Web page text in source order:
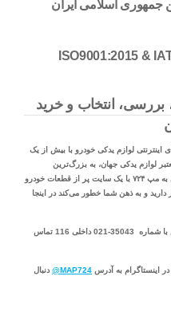
اینترنتی مپ ۷۲۴، بررسی، انتخاب و خرید
اینترنتی لوازم یدکی خودرو با بیش از یک
لوازم یدکی جهان، به بزرگ‌ترین
فروشگاه اینترنتی ایران تبدیل شود. به محض ورود به مپ ۷۲۴ با یک سایت پر از قطعات خودرو
و به ذهن شما خطور می‌کند در اینجا
جهت کسب مشاوره تلفنی لنت ترمز مدرن تندیس با شماره 35043-021 داخلی 116 تماس
MAP724@
دنبال